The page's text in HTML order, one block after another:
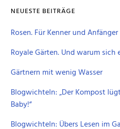
NEUESTE BEITRÄGE
Rosen. Für Kenner und Anfänger
Royale Gärten. Und warum sich
Gärtnern mit wenig Wasser
Blogwichteln: „Der Kompost
Baby!“
Blogwichteln: Übers Lesen im